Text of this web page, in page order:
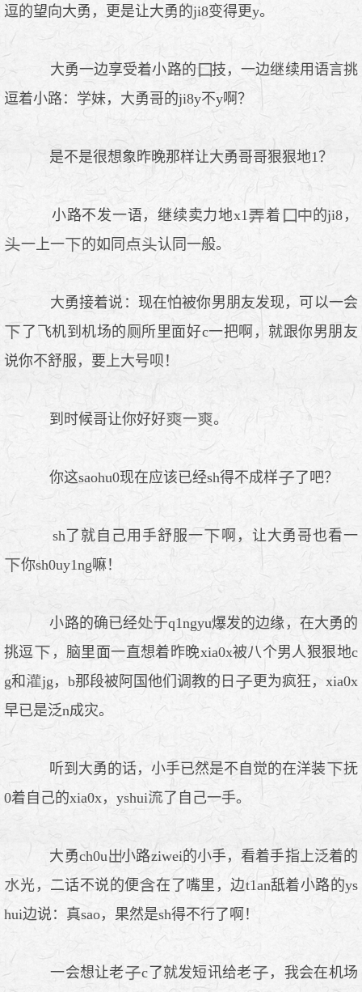
逗的望向大勇，更是让大勇的ji8变得更y。
大勇一边享受着小路的
技，一边继续用语言挑
逗着小路：学妹，大勇哥的ji8y不y啊？
是不是很想象昨晚那样让大勇哥哥狠狠地1？
小路不发一语，继续卖力地x1 着
的ji8，
一上一
的如同 认同一般。
大勇接着说：现在怕被你男朋友发现，可以一会
了飞机到机场的厕所里面好c一把啊，就跟你男朋友
说你不舒服，要上大号呗！
到时候哥让你好好 一 。
你这saohu0现在应该已经sh得不成样 了吧？
sh了就自己用手舒服一
啊，让大勇哥也看一
你sh0uy1ng嘛！
小路的确已经
于q1ngyu爆发的边缘，在大勇的
挑逗
，脑里面一直想着昨晚xia0x被八个男人狠狠地c
g和
jg，b那段被阿国他们调教的日
更为疯狂，xia0x
早已是泛n成灾。
听到大勇的话，小手已然是不自觉的在洋装
抚
0着自己的xia0x，yshui
了自己一手。
大勇ch0u
小路ziwei的小手，看着手指上泛着的
光，二话不说的便
在了嘴里，边t1an舐着小路的ys
hui边说：真sao，果然是sh得不行了啊！
一会想让老 c了就发短讯给老
，我会在机场